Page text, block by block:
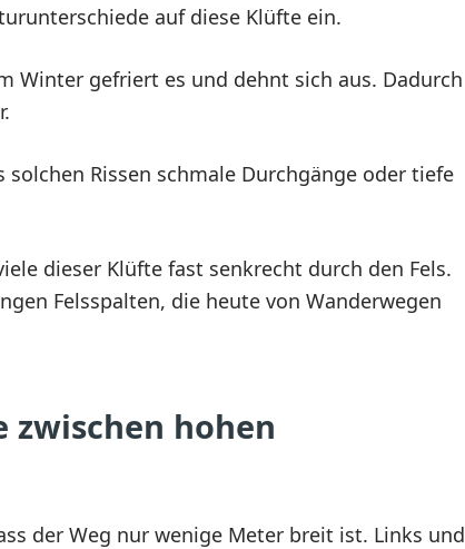
auf diese Klüfte ein.
Winter gefriert es und dehnt sich aus. Dadurch
solchen Rissen schmale Durchgänge oder tiefe
dieser Klüfte fast senkrecht durch den Fels.
Felsspalten, die heute von Wanderwegen
zwischen hohen
der Weg nur wenige Meter breit ist. Links und